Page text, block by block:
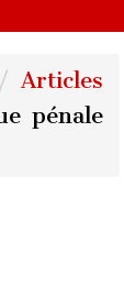
Articles
pénale